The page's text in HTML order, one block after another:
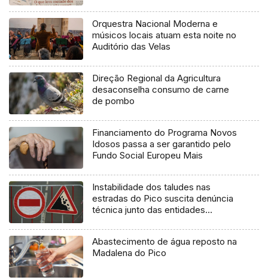
Orquestra Nacional Moderna e
músicos locais atuam esta noite no
Auditório das Velas
Direção Regional da Agricultura
desaconselha consumo de carne
de pombo
Financiamento do Programa Novos
Idosos passa a ser garantido pelo
Fundo Social Europeu Mais
Instabilidade dos taludes nas
estradas do Pico suscita denúncia
técnica junto das entidades
Abastecimento de água reposto na
Madalena do Pico